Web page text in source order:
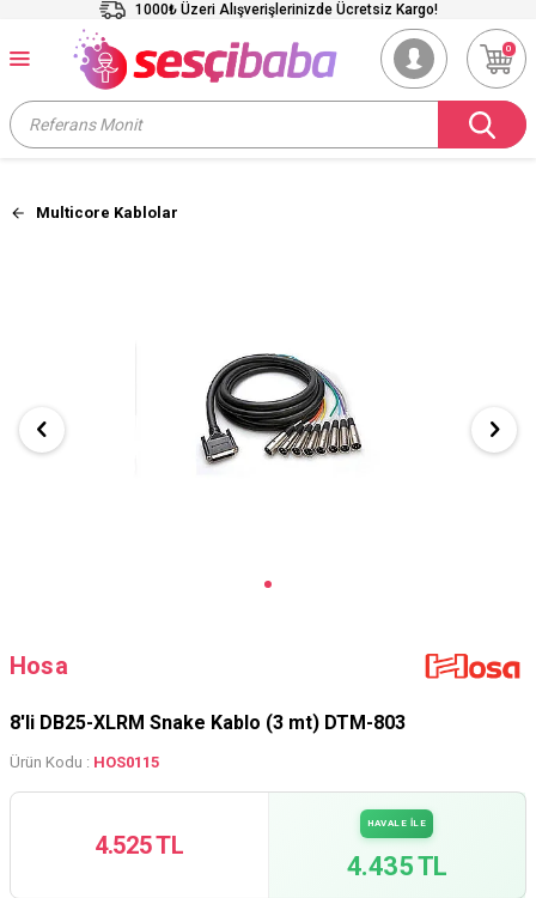
1000₺ Üzeri Alışverişlerinizde Ücretsiz Kargo!
0
Multicore Kablolar
Hosa
8'li DB25-XLRM Snake Kablo (3 mt) DTM-803
Ürün Kodu : HOS0115
4.525 TL
HAVALE İLE
4.435 TL